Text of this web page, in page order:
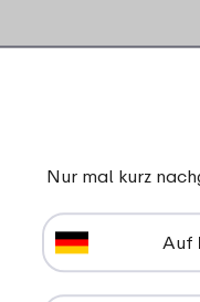
Deckel Shaker
Nur mal kurz
Auf